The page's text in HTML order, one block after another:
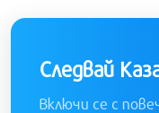
Следвай
Включи се с